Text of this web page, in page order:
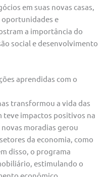
em suas novas casas,
e
a importância do
social e desenvolvimento
aprendidas com o
transformou a vida das
teve impactos positivos na
moradias gerou
da economia, como
disso, o programa
estimulando o